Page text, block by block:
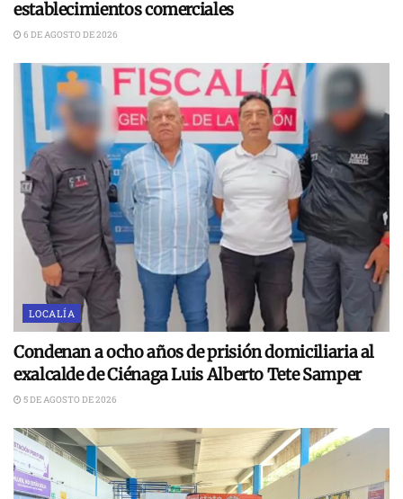
establecimientos comerciales
6 DE AGOSTO DE 2026
LOCALÍA
Condenan a ocho años de prisión domiciliaria al
exalcalde de Ciénaga Luis Alberto Tete Samper
5 DE AGOSTO DE 2026